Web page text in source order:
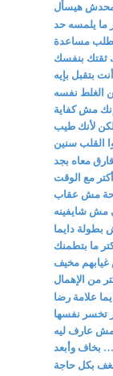
محدش هيسأل
ما يلمسه حد
مساعدة
ثقتك بنفسك
بتقبل بإيه
الغلط نفسه
مش كفاية
لأنك طيب
القلب سنين
معاه بجد
مع الوقت
مش عقاب
مش شايفينه
بطولة دايما
ما بتطمنك
مخيف
من الإهمال
علامة رضا
تخسر نفسها
عارف ليه
بخاف وأبعد
بكل حاجة